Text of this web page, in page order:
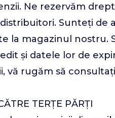
Ne rezervăm
Sunteți
la magazinul nostru.
și datele lor de
vă rugăm să
TERȚE PĂRȚI